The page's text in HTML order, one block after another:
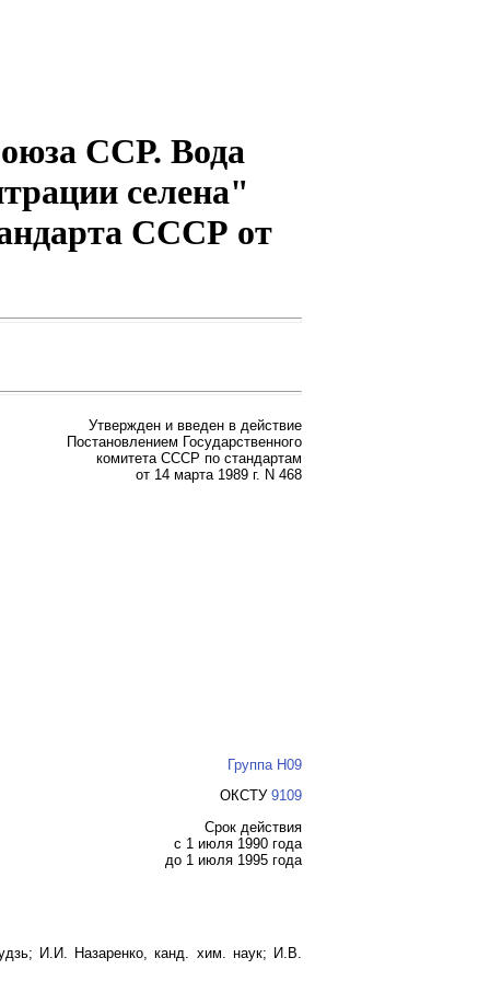
ССР. Вода
селена"
СССР от
Утвержден и введен в действие
Постановлением Государственного
комитета СССР по стандартам
от 14 марта 1989 г. N 468
Группа Н09
ОКСТУ 9109
Срок действия
с 1 июля 1990 года
до 1 июля 1995 года
И.И. Назаренко, канд. хим. наук; И.В.